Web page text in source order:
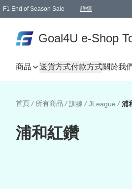
F1 End of Season Sale 詳情
Goal4U e-Shop
商品 送貨方式付款方式關於我
首頁 / 所有商品 / 訓練 / JLeague / 浦
浦和紅鑽